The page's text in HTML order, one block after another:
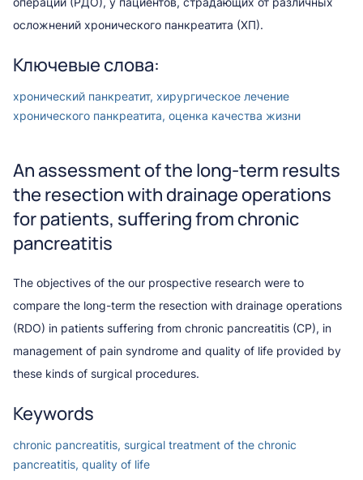
осложнений хронического панкреатита (ХП).
Ключевые слова:
хронический панкреатит, хирургическое лечение
хронического панкреатита, оценка качества жизни
An assessment of the long-term results
the resection with drainage operations
for patients, suffering from chronic
pancreatitis
The objectives of the our prospective research were to
compare the long-term the resection with drainage operations
(RDO) in patients suffering from chronic pancreatitis (CP), in
management of pain syndrome and quality of life provided by
these kinds of surgical procedures.
Keywords
chronic pancreatitis, surgical treatment of the chronic
pancreatitis, quality of life